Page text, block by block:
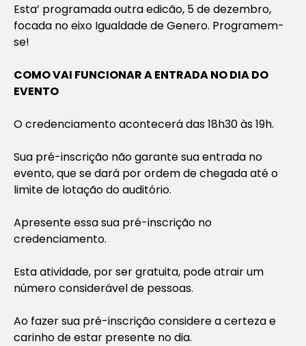
Esta’ programada outra edicão, 5 de dezembro,
focada no eixo Igualdade de Genero. Programem-
se!
COMO VAI FUNCIONAR A ENTRADA NO DIA DO
EVENTO
O credenciamento acontecerá das 18h30 às 19h.
Sua pré-inscrição não garante sua entrada no
evento, que se dará por ordem de chegada até o
limite de lotação do auditório.
Apresente essa sua pré-inscrição no
credenciamento.
Esta atividade, por ser gratuita, pode atrair um
número considerável de pessoas.
Ao fazer sua pré-inscrição considere a certeza e
carinho de estar presente no dia.